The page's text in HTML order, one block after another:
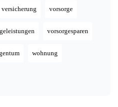
versicherung vorsorge
vorsorgesparen
wohnung